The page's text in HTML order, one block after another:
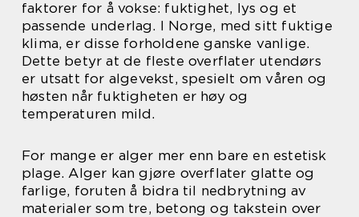
faktorer for å vokse: fuktighet, lys og et
passende underlag. I Norge, med sitt fuktige
klima, er disse forholdene ganske vanlige.
Dette betyr at de fleste overflater utendørs
er utsatt for algevekst, spesielt om våren og
høsten når fuktigheten er høy og
temperaturen mild.
For mange er alger mer enn bare en estetisk
plage. Alger kan gjøre overflater glatte og
farlige, foruten å bidra til nedbrytning av
materialer som tre, betong og takstein over